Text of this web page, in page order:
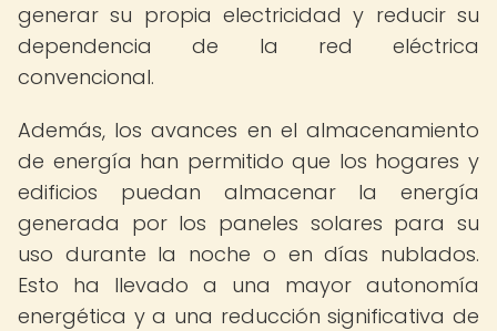
generar su propia electricidad y reducir su
dependencia de la red eléctrica
convencional.
Además, los avances en el almacenamiento
de energía han permitido que los hogares y
edificios puedan almacenar la energía
generada por los paneles solares para su
uso durante la noche o en días nublados.
Esto ha llevado a una mayor autonomía
energética y a una reducción significativa de